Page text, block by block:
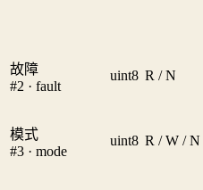
故障
#2 · fault
uint8 R / N
模式
#3 · mode
uint8 R / W / N